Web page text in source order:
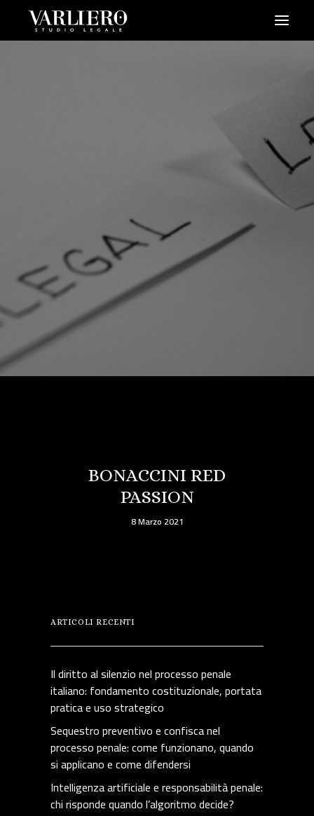
PRENDI UN APPUNTAMENTO
BONACCINI RED
PASSION
8 Marzo 2021
ARTICOLI RECENTI
Il diritto al silenzio nel processo penale
italiano: fondamento costituzionale, portata
pratica e uso strategico
Sequestro preventivo e confisca nel
processo penale: come funzionano, quando
si applicano e come difendersi
Intelligenza artificiale e responsabilità penale:
chi risponde quando l’algoritmo decide?